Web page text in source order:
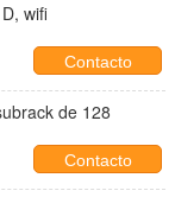
wifi
Contacto
de 128
Contacto